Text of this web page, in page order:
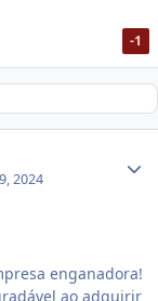
-1
2024
enganadora!
ao adquirir